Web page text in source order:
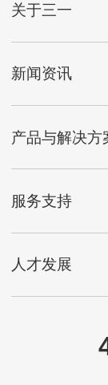
关于三一
新闻资讯
产品与解决方
服务支持
人才发展